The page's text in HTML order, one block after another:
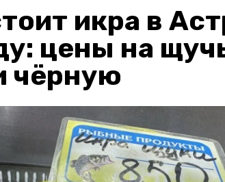
икра в
цены на
чёрную